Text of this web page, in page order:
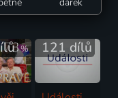
73% 121 dílů